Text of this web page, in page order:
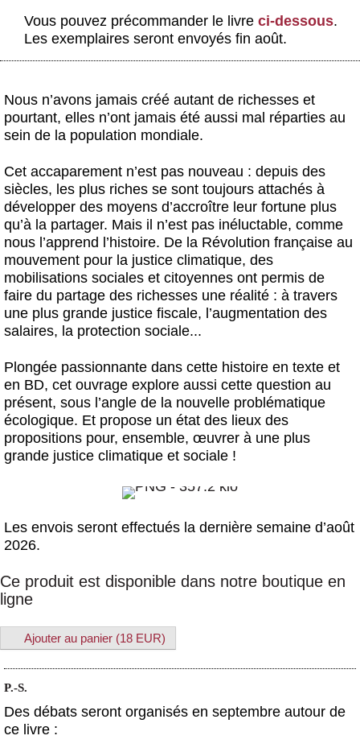
Vous pouvez précommander le livre ci-dessous.
Les exemplaires seront envoyés fin août.
Nous n’avons jamais créé autant de richesses et
pourtant, elles n’ont jamais été aussi mal réparties au
sein de la population mondiale.
Cet accaparement n’est pas nouveau : depuis des
siècles, les plus riches se sont toujours attachés à
développer des moyens d’accroître leur fortune plus
qu’à la partager. Mais il n’est pas inéluctable, comme
nous l’apprend l’histoire. De la Révolution française au
mouvement pour la justice climatique, des
mobilisations sociales et citoyennes ont permis de
faire du partage des richesses une réalité : à travers
une plus grande justice fiscale, l’augmentation des
salaires, la protection sociale...
Plongée passionnante dans cette histoire en texte et
en BD, cet ouvrage explore aussi cette question au
présent, sous l’angle de la nouvelle problématique
écologique. Et propose un état des lieux des
propositions pour, ensemble, œuvrer à une plus
grande justice climatique et sociale !
Les envois seront effectués la dernière semaine d’août
2026.
Ce produit est disponible dans notre boutique en
ligne
Ajouter au panier (18 EUR)
P.-S.
Des débats seront organisés en septembre autour de
ce livre :